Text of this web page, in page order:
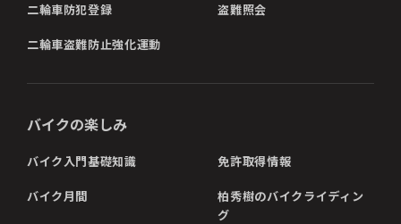
二輪車防犯登録 盗難照会
二輪車盗難防止強化運動
バイクの楽しみ
バイク入門基礎知識 免許取得情報
バイク月間
柏秀樹のバイクライディン
グ